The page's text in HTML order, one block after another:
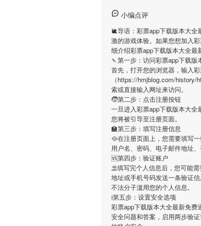
小编点评
🐌导语： 彩票app下载版本大全
激的游戏体验。如果您想加入
细介绍彩票app下载版本大全最
🍡第一步：访问彩票app下载版
首先，打开您的浏览器，输入
（https://hmjblog.com/history/
索或直接输入网址来访问。
🧒第二步：点击注册按钮
一旦进入彩票app下载版本大全
您将被引导至注册页面。
🏫第三步：填写注册信息
🥘在注册页面上，您需要填写
用户名、密码、电子邮件地址
🆚第四步：验证账户
⛱填写完个人信息后，您可能需
地址或手机号码发送一条验证
不法分子滥用您的个人信息。
ℹ第五步：设置安全选项
彩票app下载版本大全最新免费
安全问题和答案，启用两步验